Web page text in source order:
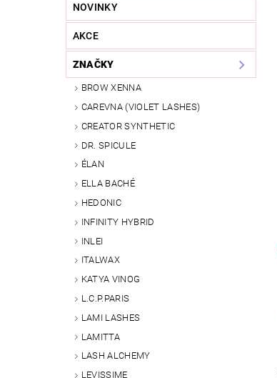
NOVINKY
AKCE
ZNAČKY
BROW XENNA
CAREVNA (VIOLET LASHES)
CREATOR SYNTHETIC
DR. SPICULE
ÉLAN
ELLA BACHÉ
HEDONIC
INFINITY HYBRID
INLEI
ITALWAX
KATYA VINOG
L.C.P.PARIS
LAMI LASHES
LAMITTA
LASH ALCHEMY
LEVISSIME